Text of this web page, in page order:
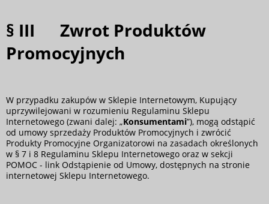
§ III Zwrot Produktów
Promocyjnych
W przypadku zakupów w Sklepie Internetowym, Kupujący
uprzywilejowani w rozumieniu Regulaminu Sklepu
Internetowego (zwani dalej: „Konsumentami”), mogą odstąpić
od umowy sprzedaży Produktów Promocyjnych i zwrócić
Produkty Promocyjne Organizatorowi na zasadach określonych
w § 7 i 8 Regulaminu Sklepu Internetowego oraz w sekcji
POMOC - link Odstąpienie od Umowy, dostępnych na stronie
internetowej Sklepu Internetowego.